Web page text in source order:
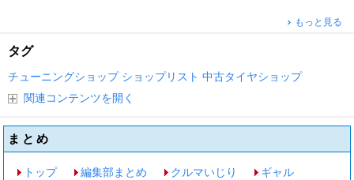
もっと見る
タグ
チューニングショップ ショップリスト 中古タイヤショップ
関連コンテンツを開く
まとめ
トップ 編集部まとめ クルマいじり ギャル